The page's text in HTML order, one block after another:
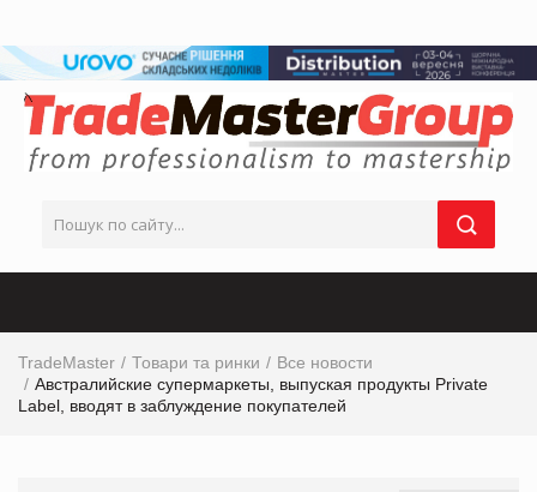
TradeMaster Товари та ринки
Все новости
Австралийские супермаркеты, выпуская продукты Private
Label, вводят в заблуждение покупателей